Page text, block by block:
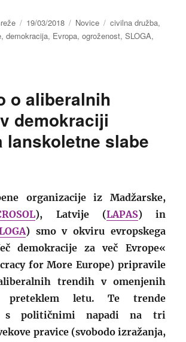
Objavljeno
dne
19/03/2018 Kategorije
Novice Oznake
civilna družba,
,demokracija, Evropa,ogroženost,SLOGA,
o aliberalnih
demokraciji
lanskoletne slabe
organizacije iz Madžarske,
), Latvije (LAPAS) in
) smo v okviru evropskega
demokracije za več Evrope«
for More Europe) pripravile
trendih v omenjenih
preteklem letu. Te trende
s političnimi napadi na tri
pravice (svobodo izražanja,